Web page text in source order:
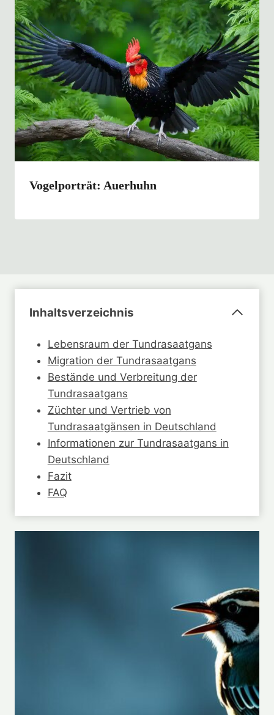
Vogelporträt: Auerhuhn
Inhaltsverzeichnis
Lebensraum der Tundrasaatgans
Migration der Tundrasaatgans
Bestände und Verbreitung der
Tundrasaatgans
Züchter und Vertrieb von
Tundrasaatgänsen in Deutschland
Informationen zur Tundrasaatgans in
Deutschland
Fazit
FAQ